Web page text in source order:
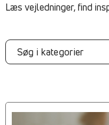
Læs vejledninger, find